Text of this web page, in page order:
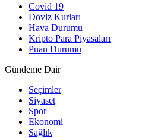
Covid 19
Döviz Kurları
Hava Durumu
Kripto Para Piyasaları
Puan Durumu
Gündeme Dair
Seçimler
Siyaset
Spor
Ekonomi
Sağlık